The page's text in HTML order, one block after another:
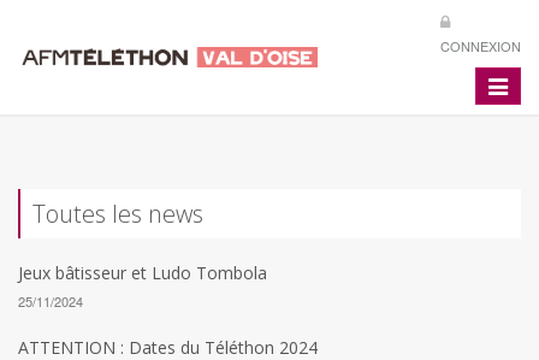
CONNEXION
Toggle
Toutes les news
Jeux bâtisseur et Ludo Tombola
25/11/2024
ATTENTION : Dates du Téléthon 2024